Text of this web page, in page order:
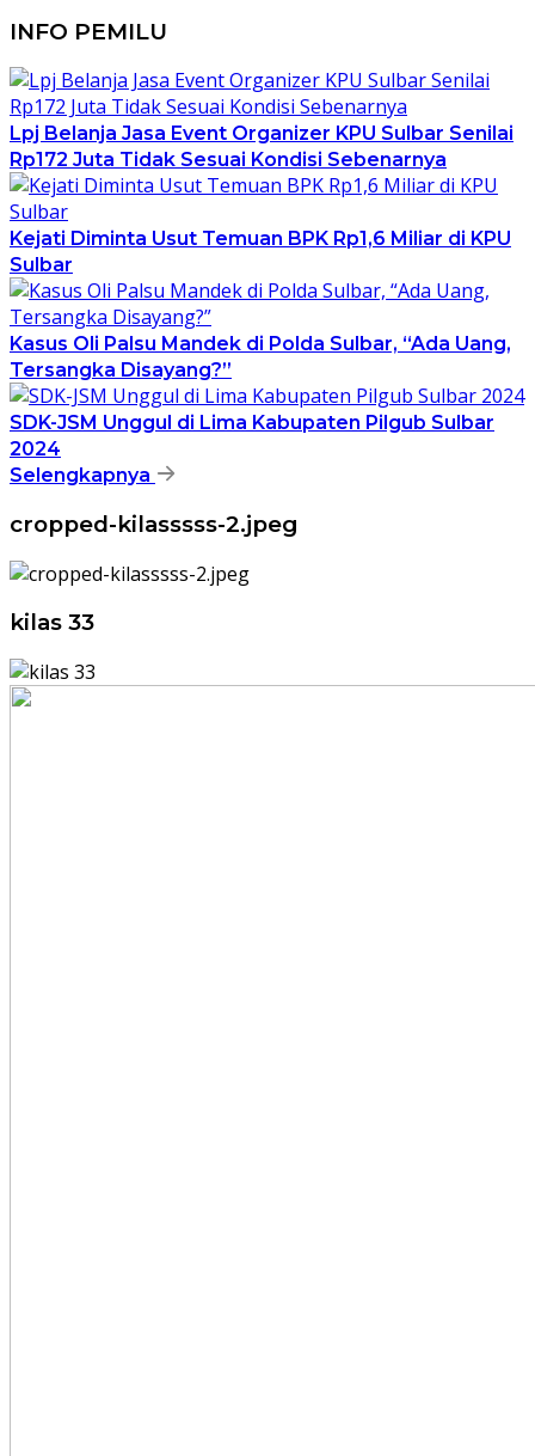
INFO PEMILU
Lpj Belanja Jasa Event Organizer KPU Sulbar Senilai
Rp172 Juta Tidak Sesuai Kondisi Sebenarnya
Kejati Diminta Usut Temuan BPK Rp1,6 Miliar di KPU
Sulbar
Kasus Oli Palsu Mandek di Polda Sulbar, “Ada Uang,
Tersangka Disayang?”
SDK-JSM Unggul di Lima Kabupaten Pilgub Sulbar
2024
Selengkapnya
cropped-kilasssss-2.jpeg
kilas 33